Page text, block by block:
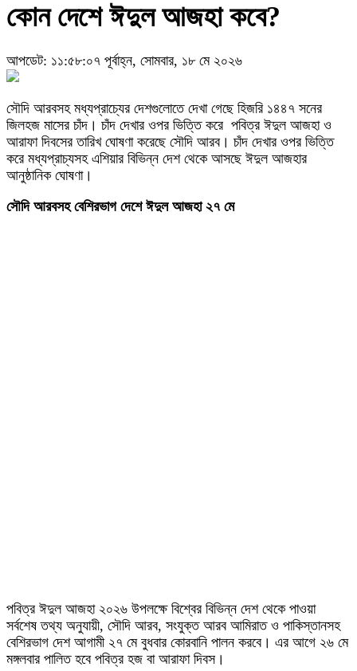
কোন দেশে ঈদুল আজহা কবে?
আপডেট: ১১:৫৮:০৭ পূর্বাহ্ন, সোমবার, ১৮ মে ২০২৬
সৌদি আরবসহ মধ্যপ্রাচ্যের দেশগুলোতে দেখা গেছে হিজরি ১৪৪৭ সনের
জিলহজ মাসের চাঁদ। চাঁদ দেখার ওপর ভিত্তি করে পবিত্র ঈদুল আজহা ও
আরাফা দিবসের তারিখ ঘোষণা করেছে সৌদি আরব। চাঁদ দেখার ওপর ভিত্তি
করে মধ্যপ্রাচ্যসহ এশিয়ার বিভিন্ন দেশ থেকে আসছে ঈদুল আজহার
আনুষ্ঠানিক ঘোষণা।
সৌদি আরবসহ বেশিরভাগ দেশে ঈদুল আজহা ২৭ মে
পবিত্র ঈদুল আজহা ২০২৬ উপলক্ষে বিশ্বের বিভিন্ন দেশ থেকে পাওয়া
সর্বশেষ তথ্য অনুযায়ী, সৌদি আরব, সংযুক্ত আরব আমিরাত ও পাকিস্তানসহ
বেশিরভাগ দেশ আগামী ২৭ মে বুধবার কোরবানি পালন করবে। এর আগে ২৬ মে
মঙ্গলবার পালিত হবে পবিত্র হজ বা আরাফা দিবস।